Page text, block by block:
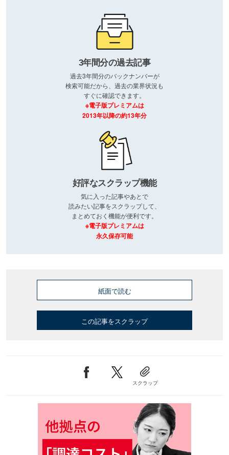
3年間分の過去記事
過去3年間分のバックナンバーが
検索可能だから、過去の業界状況も
すぐに確認できます。
※電子版プレミアムは
2013年以降の約13年分
好評なスクラップ機能
気に入った記事やあとで
読みたい記事をスクラップして、
まとめておく機能が便利です。
※電子版プレミアムは
永久保存可能
紙面で読む
この記事をスクラップ
スクラップ